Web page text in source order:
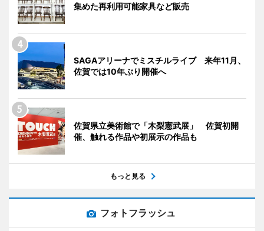
集めた再利用可能家具など販売
SAGAアリーナでミスチルライブ 来年11月、
佐賀では10年ぶり開催へ
佐賀県立美術館で「木梨憲武展」 佐賀初開
催、触れる作品や初展示の作品も
もっと見る
フォトフラッシュ